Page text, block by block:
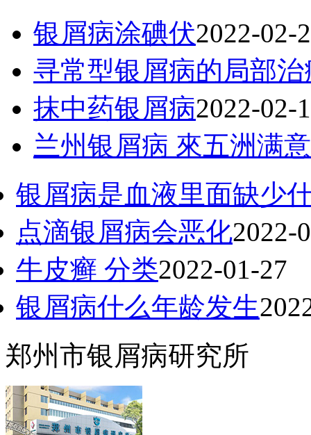
银屑病涂碘伏2022-02-
寻常型银屑病的局部治
抹中药银屑病2022-02-
兰州银屑病 來五洲满意
银屑病是血液里面缺少
点滴银屑病会恶化2022-
牛皮癣 分类2022-01-27
银屑病什么年龄发生
郑州市银屑病研究所